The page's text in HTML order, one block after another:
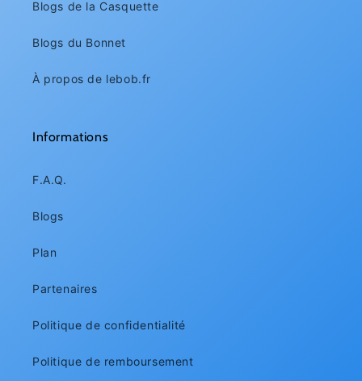
Blogs de la Casquette
Blogs du Bonnet
À propos de lebob.fr
Informations
F.A.Q.
Blogs
Plan
Partenaires
Politique de confidentialité
Politique de remboursement